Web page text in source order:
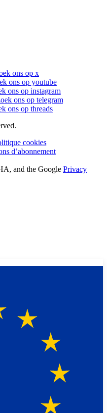
ons op x
ons op youtube
ons op instagram
ons op telegram
ons op threads
cookies
d’abonnement
and the Google Privacy